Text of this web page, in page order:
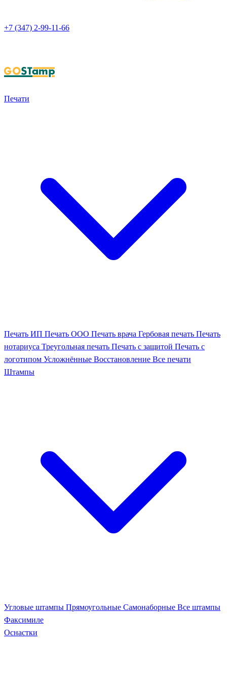
+7 (347) 2-99-11-66
Печати
Печать ИП Печать ООО Печать врача Гербовая печать Печать
нотариуса Треугольная печать Печать с защитой Печать с
логотипом Усложнённые Восстановление Все печати
Штампы
Угловые штампы Прямоугольные Самонаборные Все штампы
Факсимиле
Оснастки